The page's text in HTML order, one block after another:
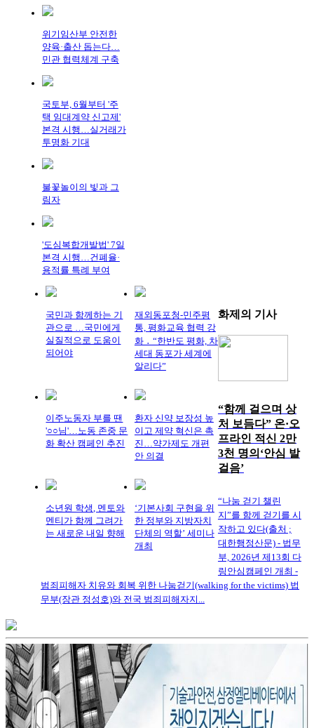
위기임산부 안전한
양육·출산 돕는다…
민관 협력체계 구축
국토부, 6월부터 '주
택 임대계약 신고제'
본격 시행…실거래가
투명화 기대
불꽃놀이의 빛과 그
림자
'도심복합개발법' 7일
본격 시행…건폐율·
용적률 특례 부여
국민과 함께하는 기
관으로 …국민에게
실질적으로 도움이
되어야
재외동포청-민주평
통, 평화교육 협력 강
화 ․ “한반도 평화, 차
세대 동포가 세계에
알리다”
이주노동자 부를 땐
'○○님'…노동 존중 문
화 확산 캠페인 추진
환자 신약 보장성 높
이고 제약 혁신은 촉
진…약가제도 개편
안 의결
소년원 학생, 멘토와
멘티가 함께 그려가
는 새로운 내일 향해
‘기본사회 구현을 위
한 정부와 지방자치
단체의 역할’ 세미나
개최
화제의 기사
“함께 걸으며 상
처 보듬다” 온·오
프라인 적신 2만
3천 명의‘안심 발
걸음’
“나눔 걷기 챌린
지”를 함께 걷기를 시
작하고 있다(출처 ;
대한행정산문) - 법무
부, 2026년 제13회 다
링안심캠페인 개최 -
범죄피해자 치유와 회복 위한 나눔걷기(walking for the victims) 법
무부(장관 정성호)와 전국 범죄피해자지...